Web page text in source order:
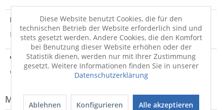
Produktsicherheit
Produktsicherheit
Versandinfo
Weitere Informationen zum Versand...
Modell-Familie: CIRQULA
Diese Website benutzt Cookies, die für den
technischen Betrieb der Website erforderlich sind und
stets gesetzt werden. Andere Cookies, die den Komfort
bei Benutzung dieser Website erhöhen oder der
Statistik dienen, werden nur mit Ihrer Zustimmung
gesetzt. Weitere Informationen finden Sie in unserer
Datenschutzerklärung
Ablehnen Konfigurieren Alle akzeptieren